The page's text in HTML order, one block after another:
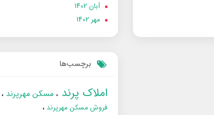
آبان 1402
مهر 1402
برچسب‌ها
املاک پرند مسکن مهرپرند
فروش مسکن مهرپرند